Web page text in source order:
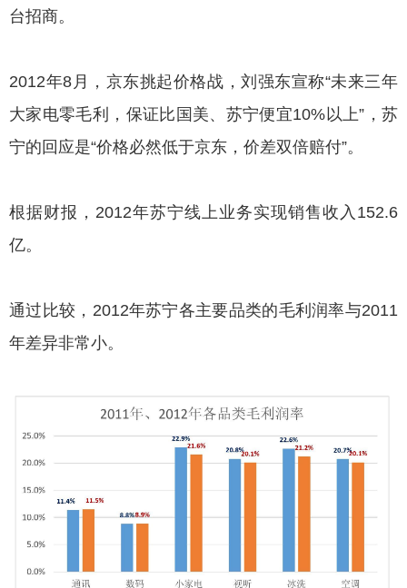
台招商。
2012年8月，京东挑起价格战，刘强东宣称“未来三年
大家电零毛利，保证比国美、苏宁便宜10%以上”，苏
宁的回应是“价格必然低于京东，价差双倍赔付”。
根据财报，2012年苏宁线上业务实现销售收入152.6
亿。
通过比较，2012年苏宁各主要品类的毛利润率与2011
年差异非常小。